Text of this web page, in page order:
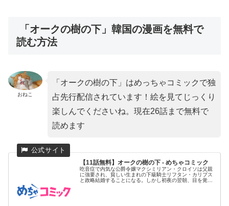
「オークの樹の下」韓国の漫画を無料で
読む方法
おねこ
「オークの樹の下」はめっちゃコミックで独
占先行配信されています！絵を見てじっくり
楽しんでくださいね。現在26話まで無料で
読めます
【11話無料】オークの樹の下 - めちゃコミック
吃音症で内気な公爵令嬢マクシミリアン・クロイソは父親
に強要され、貧しい生まれの下級騎士リフタン・カリプス
と政略結婚することになる。しかし初夜の翌朝、目を覚ま